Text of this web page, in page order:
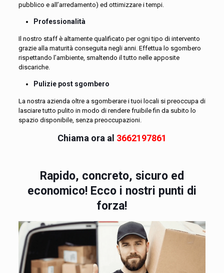
pubblico e all’arredamento) ed ottimizzare i tempi.
Professionalità
Il nostro staff è altamente qualificato per ogni tipo di intervento
grazie alla maturità conseguita negli anni. Effettua lo sgombero
rispettando l’ambiente, smaltendo il tutto nelle apposite
discariche.
Pulizie post sgombero
La nostra azienda oltre a sgomberare i tuoi locali si preoccupa di
lasciare tutto pulito in modo di rendere fruibile fin da subito lo
spazio disponibile, senza preoccupazioni.
Chiama ora al 3662197861
Rapido, concreto, sicuro ed
economico! Ecco i nostri punti di
forza!